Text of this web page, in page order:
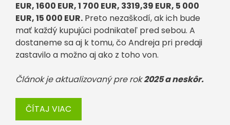
EUR, 1600 EUR, 1 700 EUR, 3319,39 EUR, 5 000
EUR, 15 000 EUR. Preto nezaškodí, ak ich bude
mať každý kupujúci podnikateľ pred sebou. A
dostaneme sa aj k tomu, čo Andreja pri predaji
zastavilo a možno aj ako z toho von.
Článok je aktualizovaný pre rok2025 a neskôr.
ČÍTAJ VIAC